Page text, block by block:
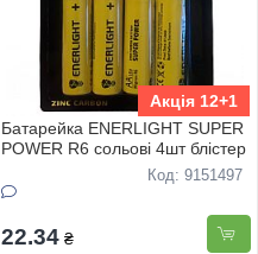
Акція 12+1
Батарейка ENERLIGHT SUPER
POWER R6 сольовi 4шт блiстер
Код: 9151497
22.34 ₴